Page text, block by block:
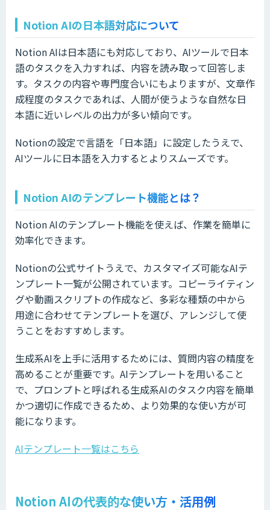
Notion AIの日本語対応について
Notion AIは日本語にも対応しており、AIツールで日本
語のタスクを入力すれば、内容を読み取って回答しま
す。タスクの内容や専門度合いにもよりますが、文章作
成程度のタスクであれば、人間が使うような自然な日
本語に近いレベルの出力が多い傾向です。
Notionの設定で言語を「日本語」に設定したうえで、
AIツールに日本語を入力するとよりスムーズです。
Notion AIのテンプレート機能とは？
Notion AIのテンプレート機能を使えば、作業を簡単に
効率化できます。
Notionの公式サイトうえで、カスタマイズ可能なAIテ
ンプレート一覧が公開されています。コピーライティン
グや動画スクリプトの作成など、多彩な種類の中から
用途に合わせてテンプレートを選び、アレンジして使
うことをおすすめします。
生成系AIを上手に活用するためには、質問内容の精度を
高めることが重要です。AIテンプレートを用いること
で、プロンプトと呼ばれる生成系AIのタスク内容を簡単
かつ適切に作成できるため、より効果的な使い方が可
能になります。
AIテンプレート一覧はこちら
Notion AIの代表的な使い方・活用例